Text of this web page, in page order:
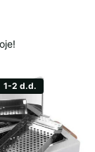
1-2 d.d.